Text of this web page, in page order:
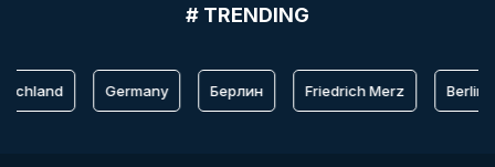
# TRENDING
Germany Берлин Friedrich Merz Berlin